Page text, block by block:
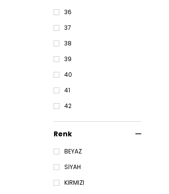
36
37
38
39
40
41
42
Renk
BEYAZ
SİYAH
KIRMIZI